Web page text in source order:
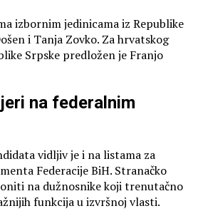
izbornim jedinicama iz Republike
i Tanja Zovko. Za hrvatskog
Srpske predložen je Franjo
na federalnim
vidljiv je i na listama za
Federacije BiH. Stranačko
na dužnosnike koji trenutačno
funkcija u izvršnoj vlasti.